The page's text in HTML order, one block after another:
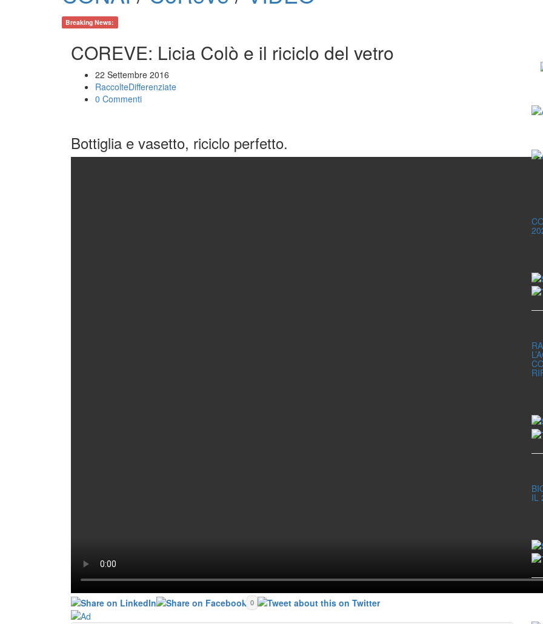
Breaking News:
COREVE: Licia Colò e il riciclo del vetro
22 Settembre 2016
RaccolteDifferenziate
0 Commenti
Bottiglia e vasetto, riciclo perfetto.
0
IL